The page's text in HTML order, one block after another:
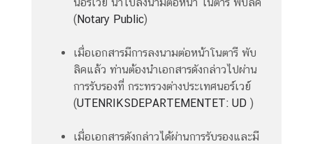
(Notary Public)
เมื่อเอกสารมีการลงนามต่อหน้าโนตารี พับ
ลิคแล้ว ท่านต้องนำเอกสารดังกล่าวไปผ่าน
การรับรองที่ กระทรวงต่างประเทศนอร์เวย์
(UTENRIKSDEPARTEMENTET: UD )
เมื่อเอกสารดังกล่าวได้ผ่านการรับรองและมี